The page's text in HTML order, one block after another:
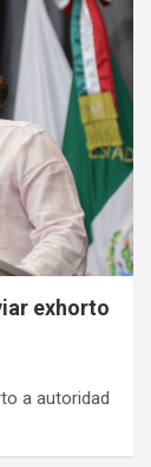
exhorto
a autoridad